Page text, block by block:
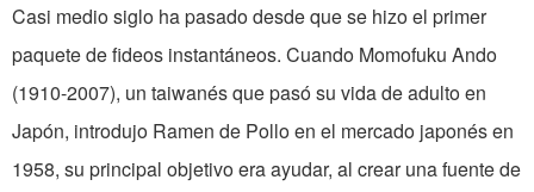
Casi medio siglo ha pasado desde que se hizo el primer
paquete de fideos instantáneos. Cuando Momofuku Ando
(1910-2007), un taiwanés que pasó su vida de adulto en
Japón, introdujo Ramen de Pollo en el mercado japonés en
1958, su principal objetivo era ayudar, al crear una fuente de